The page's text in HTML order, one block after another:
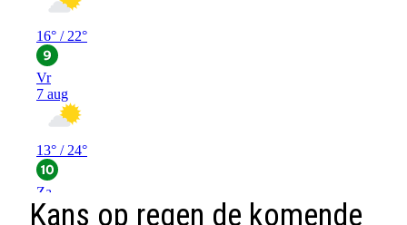
Kans op regen de komende